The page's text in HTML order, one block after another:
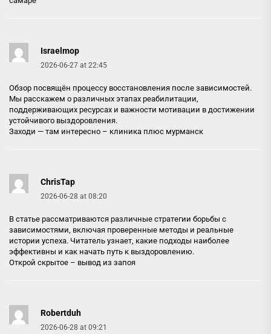
Israelmop
2026-06-27 at 22:45
Обзор посвящён процессу восстановления после зависимостей.
Мы расскажем о различных этапах реабилитации,
поддерживающих ресурсах и важности мотивации в достижении
устойчивого выздоровления.
Заходи — там интересно – клиника плюс мурманск
ChrisTap
2026-06-28 at 08:20
В статье рассматриваются различные стратегии борьбы с
зависимостями, включая проверенные методы и реальные
истории успеха. Читатель узнает, какие подходы наиболее
эффективны и как начать путь к выздоровлению.
Открой скрытое – вывод из запоя
Robertduh
2026-06-28 at 09:21